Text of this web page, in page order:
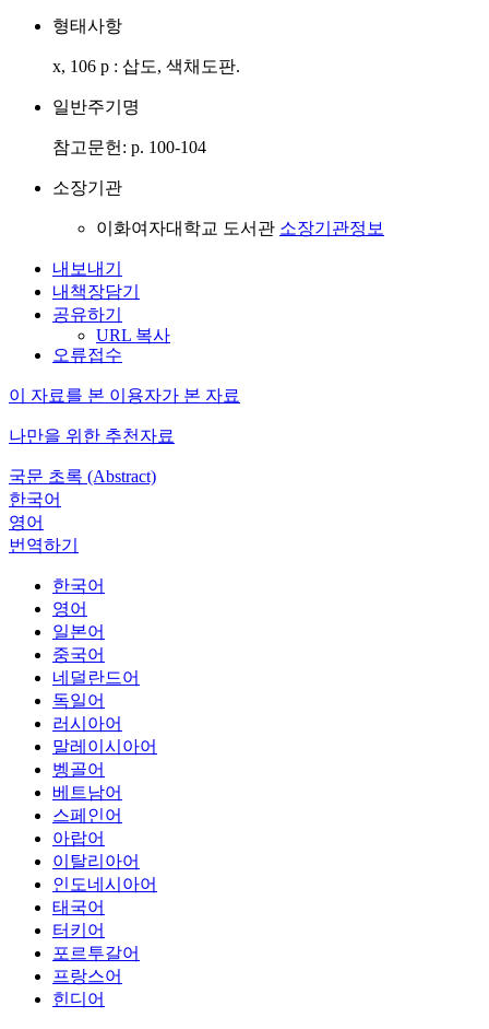
형태사항
x, 106 p : 삽도, 색채도판.
일반주기명
참고문헌: p. 100-104
소장기관
이화여자대학교 도서관 소장기관정보
내보내기
내책장담기
공유하기
URL 복사
오류접수
이 자료를 본 이용자가 본 자료
나만을 위한 추천자료
국문 초록 (Abstract)
한국어
영어
번역하기
한국어
영어
일본어
중국어
네덜란드어
독일어
러시아어
말레이시아어
벵골어
베트남어
스페인어
아랍어
이탈리아어
인도네시아어
태국어
터키어
포르투갈어
프랑스어
힌디어